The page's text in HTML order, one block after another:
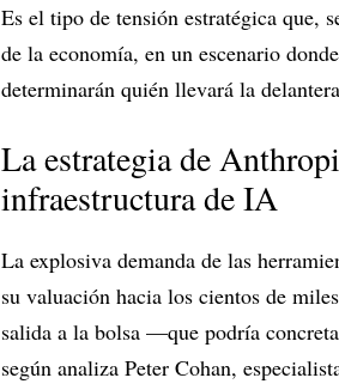
Es el tipo de tensión estratégica que,
de la economía, en un escenario
determinarán quién llevará la
La estrategia de
infraestructura de IA
La explosiva demanda de las
su valuación hacia los cientos de
salida a la bolsa —que podría
según analiza Peter Cohan,